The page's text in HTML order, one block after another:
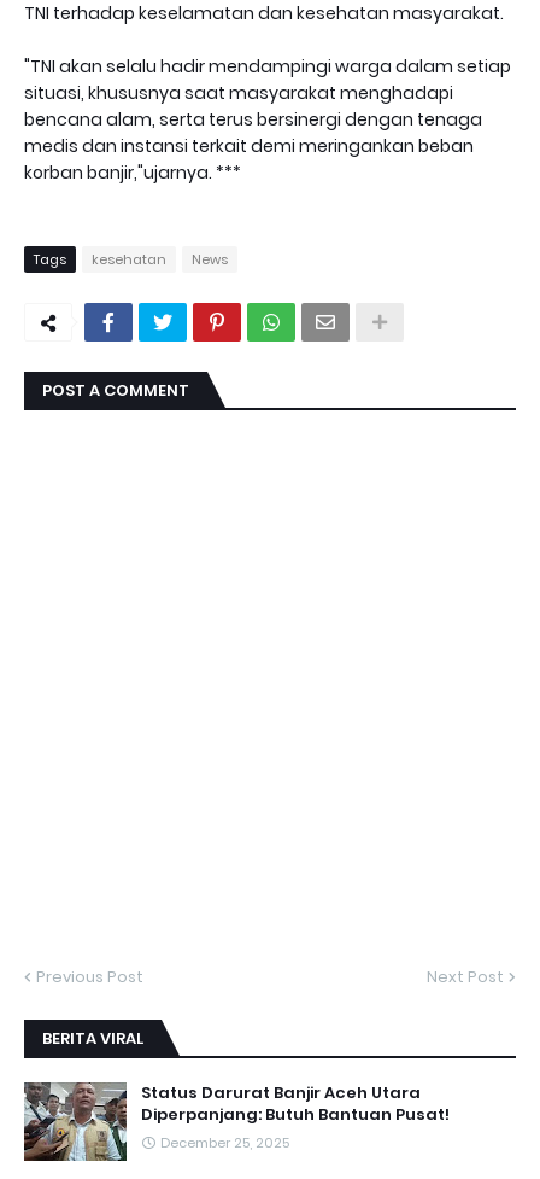
TNI terhadap keselamatan dan kesehatan masyarakat.
"TNI akan selalu hadir mendampingi warga dalam setiap
situasi, khususnya saat masyarakat menghadapi
bencana alam, serta terus bersinergi dengan tenaga
medis dan instansi terkait demi meringankan beban
korban banjir,"ujarnya. ***
Tags kesehatan News
POST A COMMENT
Previous Post Next Post
BERITA VIRAL
Status Darurat Banjir Aceh Utara
Diperpanjang: Butuh Bantuan Pusat!
December 25, 2025